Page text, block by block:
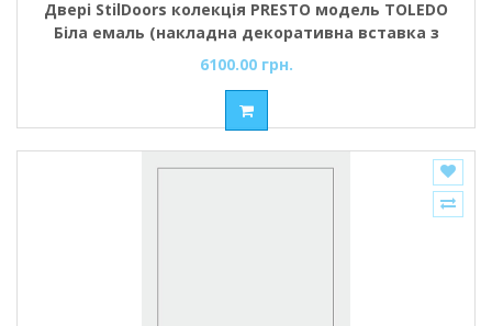
Двері StilDoors колекція PRESTO модель TOLEDO
Біла емаль (накладна декоративна вставка з
чорного алюмінію 8 мм) глухі
6100.00 грн.